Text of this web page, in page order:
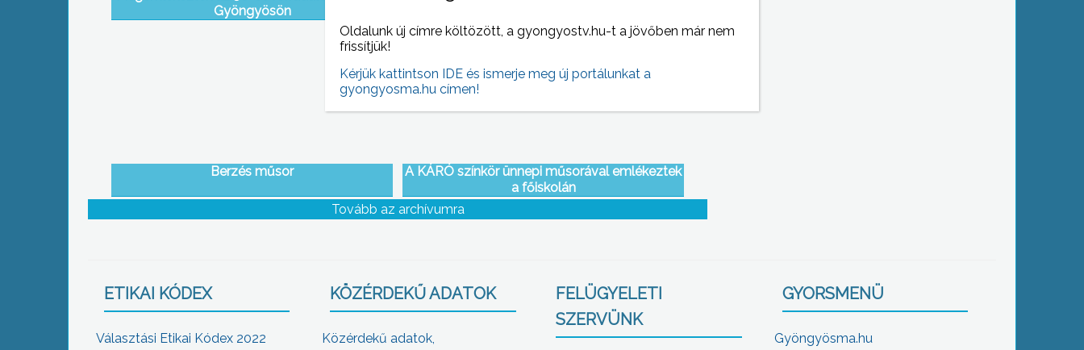
Gyöngyösön
Berzés műsor
A KÁRÓ színkör ünnepi műsorával emlékeztek
a főiskolán
Tovább az archívumra
ETIKAI KÓDEX
Választási Etikai Kódex 2022
KÖZÉRDEKŰ ADATOK
Közérdekű adatok,
FELÜGYELETI
SZERVÜNK
GYORSMENÜ
Gyöngyösma.hu
Oldalunk új címre költözött, a gyongyostv.hu-t a jövőben már nem
frissítjük!
Kérjük kattintson IDE és ismerje meg új portálunkat a
gyongyosma.hu címen!